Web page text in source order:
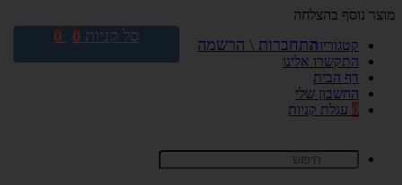
מוצר נוסף בהצלחה
קטגוריות
התקשרו אלינו
דף הבית
החשבון שלי
0 עגלת קניות
התחברות \ הרשמה סל קניות 0
0